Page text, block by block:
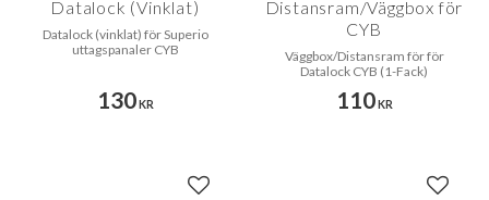
Datalock (Vinklat)
Datalock (vinklat) för Superio
uttagspanaler CYB
130KR
Lägg till i favoriter
Distansram/Väggbox för
CYB
Väggbox/Distansram för för
Datalock CYB (1-Fack)
110KR
Lägg